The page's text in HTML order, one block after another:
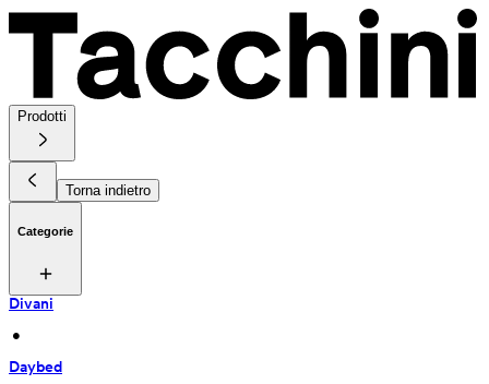
Prodotti
Torna indietro
Categorie
Divani
•
Daybed